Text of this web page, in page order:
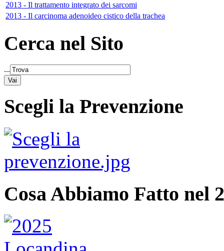
2013 - Il trattamento integrato dei sarcomi
2013 - Il carcinoma adenoideo cistico della trachea
Cerca nel Sito
...
Scegli la Prevenzione
Cosa Abbiamo Fatto nel